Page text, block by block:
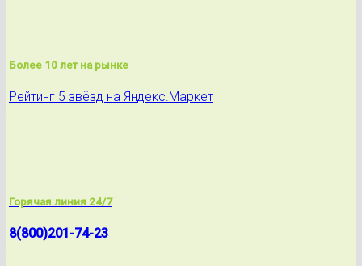
Более 10 лет на рынке
Рейтинг 5 звёзд на Яндекс.Маркет
Горячая линия 24/7
8(800)201-74-23